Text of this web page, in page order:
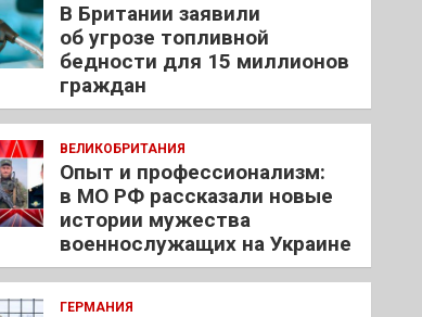
В Британии заявили
об угрозе топливной
бедности для 15 миллионов
граждан
ВЕЛИКОБРИТАНИЯ
Опыт и профессионализм:
в МО РФ рассказали новые
истории мужества
военнослужащих на Украине
ГЕРМАНИЯ